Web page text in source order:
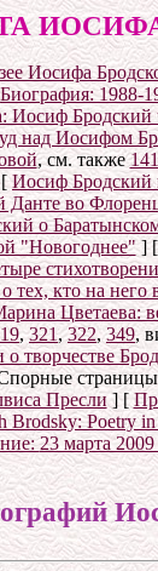
ИОСИФА
Иосифа
Биография: 1988-
Иосиф Бродский
над Иосифом
, см. также141
[ Иосиф
Данте во
о
"Новогоднее"]
тех, кто на него
Цветаева:
,321,322, 349,
о творчестве
страницы
Пресли] [
Brodsky: Poetry
23 марта